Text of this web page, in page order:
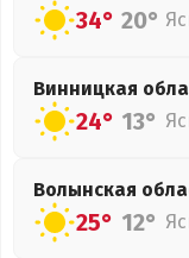
34° 20°
Винницкая
24° 13°
Волынская
25° 12°